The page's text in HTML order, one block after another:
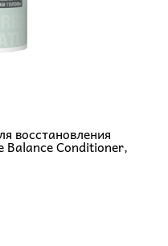
восстановления
Balance Conditioner,